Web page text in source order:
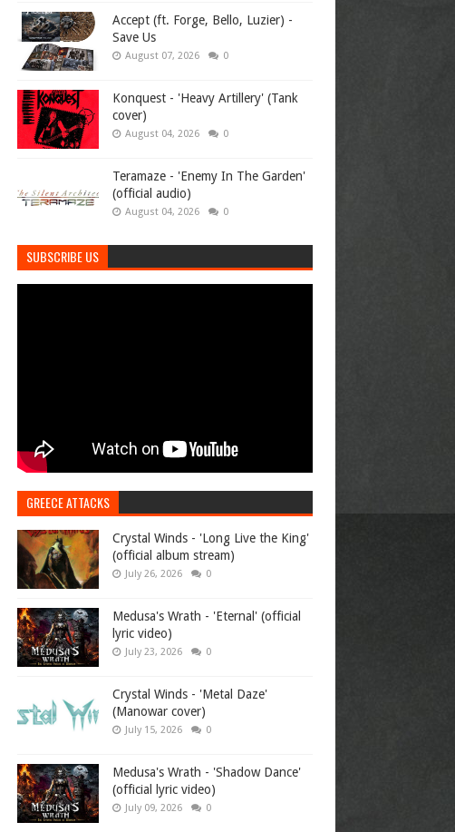
Accept (ft. Forge, Bello, Luzier) -
Save Us
August 07, 2026 0
Konquest - 'Heavy Artillery' (Tank
cover)
August 04, 2026 0
Teramaze - 'Enemy In The Garden'
(official audio)
August 04, 2026 0
SUBSCRIBE US
GREECE ATTACKS
Crystal Winds - 'Long Live the King'
(official album stream)
July 26, 2026 0
Medusa's Wrath - 'Eternal' (official
lyric video)
July 23, 2026 0
Crystal Winds - 'Metal Daze'
(Manowar cover)
July 15, 2026 0
Medusa's Wrath - 'Shadow Dance'
(official lyric video)
July 09, 2026 0